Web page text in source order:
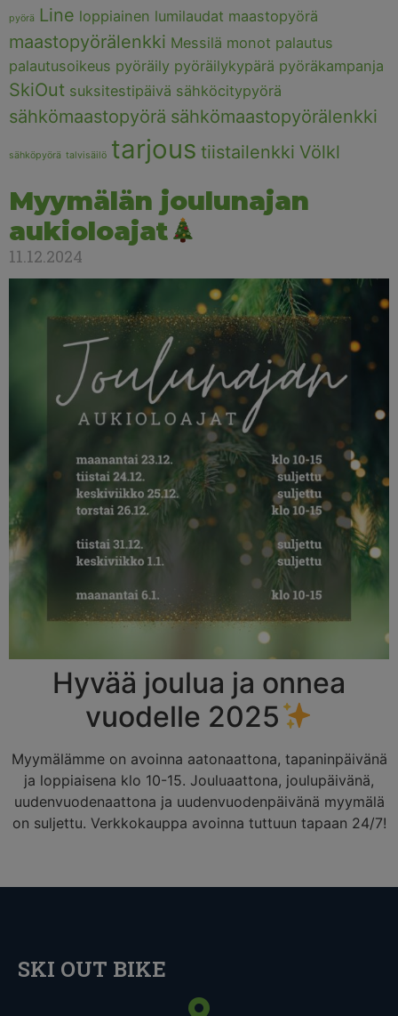
pyörä Line loppiainen lumilaudat maastopyörä
maastopyörälenkki Messilä monot palautus
palautusoikeus pyöräily pyöräilykypärä pyöräkampanja
SkiOut suksitestipäivä sähköcitypyörä
sähkömaastopyörä sähkömaastopyörälenkki
sähköpyörä talvisäilö tarjous tiistailenkki Völkl
Myymälän joulunajan
aukioloajat
11.12.2024
Hyvää joulua ja onnea
vuodelle 2025
Myymälämme on avoinna aatonaattona, tapaninpäivänä
ja loppiaisena klo 10-15. Jouluaattona, joulupäivänä,
uudenvuodenaattona ja uudenvuodenpäivänä myymälä
on suljettu. Verkkokauppa avoinna tuttuun tapaan 24/7!
SKI OUT BIKE